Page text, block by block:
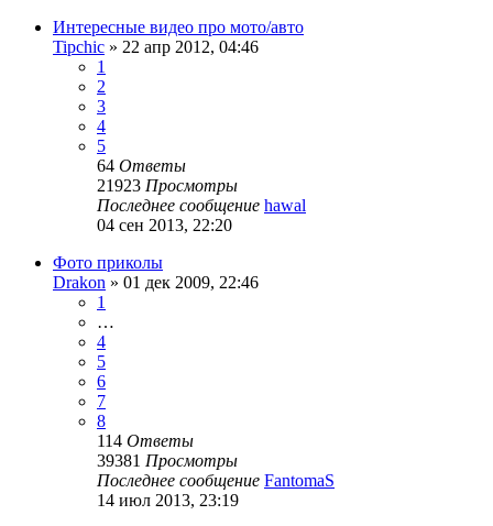
Интересные видео про мото/авто
Tipchic » 22 апр 2012, 04:46
1
2
3
4
5
64 Ответы
21923 Просмотры
Последнее сообщение hawal
04 сен 2013, 22:20
Фото приколы
Drakon » 01 дек 2009, 22:46
1
…
4
5
6
7
8
114 Ответы
39381 Просмотры
Последнее сообщение FantomaS
14 июл 2013, 23:19